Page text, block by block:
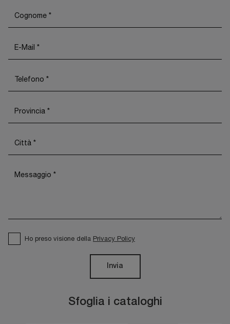
Sfoglia i cataloghi
Ho preso visione della Privacy Policy
Invia